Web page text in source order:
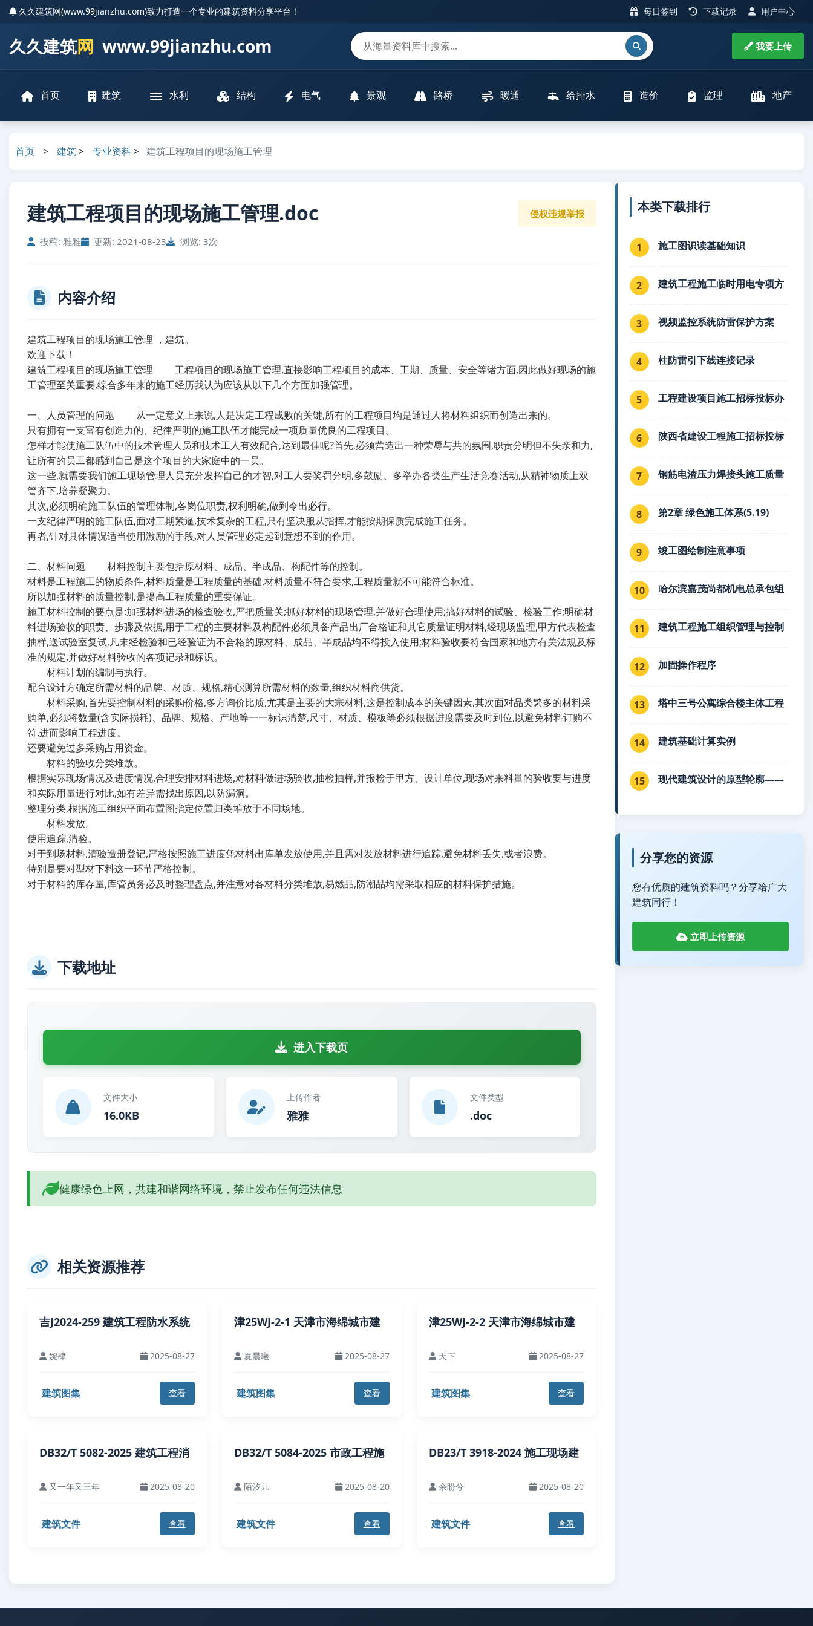
久久建筑网(www.99jianzhu.com)致力打造一个专业的建筑资料分享平台！ 每日签到 下载记录 用户中心
久久建筑网 www.99jianzhu.com 我要上传
首页 建筑 水利 结构 电气 景观 路桥 暖通 给排水 造价 监理 地产
首页 > 建筑> 专业资料> 建筑工程项目的现场施工管理
建筑工程项目的现场施工管理.doc
投稿: 雅雅 更新: 2021-08-23 浏览: 3次
侵权违规举报
内容介绍
建筑工程项目的现场施工管理 ，建筑。
欢迎下载！
建筑工程项目的现场施工管理 工程项目的现场施工管理,直接影响工程项目的成本、工期、质量、安全等诸方面,因此做好现场的施
工管理至关重要,综合多年来的施工经历我认为应该从以下几个方面加强管理。
一、人员管理的问题 从一定意义上来说,人是决定工程成败的关键,所有的工程项目均是通过人将材料组织而创造出来的。
只有拥有一支富有创造力的、纪律严明的施工队伍才能完成一项质量优良的工程项目。
怎样才能使施工队伍中的技术管理人员和技术工人有效配合,达到最佳呢?首先,必须营造出一种荣辱与共的氛围,职责分明但不失亲和力,
让所有的员工都感到自己是这个项目的大家庭中的一员。
这一些,就需要我们施工现场管理人员充分发挥自己的才智,对工人要奖罚分明,多鼓励、多举办各类生产生活竞赛活动,从精神物质上双
管齐下,培养凝聚力。
其次,必须明确施工队伍的管理体制,各岗位职责,权利明确,做到令出必行。
一支纪律严明的施工队伍,面对工期紧逼,技术复杂的工程,只有坚决服从指挥,才能按期保质完成施工任务。
再者,针对具体情况适当使用激励的手段,对人员管理必定起到意想不到的作用。
二、材料问题 材料控制主要包括原材料、成品、半成品、构配件等的控制。
材料是工程施工的物质条件,材料质量是工程质量的基础,材料质量不符合要求,工程质量就不可能符合标准。
所以加强材料的质量控制,是提高工程质量的重要保证。
施工材料控制的要点是:加强材料进场的检查验收,严把质量关;抓好材料的现场管理,并做好合理使用;搞好材料的试验、检验工作;明确材
料进场验收的职责、步骤及依据,用于工程的主要材料及构配件必须具备产品出厂合格证和其它质量证明材料,经现场监理,甲方代表检查
抽样,送试验室复试,凡未经检验和已经验证为不合格的原材料、成品、半成品均不得投入使用;材料验收要符合国家和地方有关法规及标
准的规定,并做好材料验收的各项记录和标识。
材料计划的编制与执行。
配合设计方确定所需材料的品牌、材质、规格,精心测算所需材料的数量,组织材料商供货。
材料采购,首先要控制材料的采购价格,多方询价比质,尤其是主要的大宗材料,这是控制成本的关键因素,其次面对品类繁多的材料采
购单,必须将数量(含实际损耗)、品牌、规格、产地等一一标识清楚,尺寸、材质、模板等必须根据进度需要及时到位,以避免材料订购不
符,进而影响工程进度。
还要避免过多采购占用资金。
材料的验收分类堆放。
根据实际现场情况及进度情况,合理安排材料进场,对材料做进场验收,抽检抽样,并报检于甲方、设计单位,现场对来料量的验收要与进度
和实际用量进行对比,如有差异需找出原因,以防漏洞。
整理分类,根据施工组织平面布置图指定位置归类堆放于不同场地。
材料发放。
使用追踪,清验。
对于到场材料,清验造册登记,严格按照施工进度凭材料出库单发放使用,并且需对发放材料进行追踪,避免材料丢失,或者浪费。
特别是要对型材下料这一环节严格控制。
对于材料的库存量,库管员务必及时整理盘点,并注意对各材料分类堆放,易燃品,防潮品均需采取相应的材料保护措施。
下载地址
进入下载页
文件大小
16.0KB
上传作者
雅雅
文件类型
.doc
健康绿色上网，共建和谐网络环境，禁止发布任何违法信息
相关资源推荐
吉J2024-259 建筑工程防水系统
婉肆 2025-08-27
建筑图集 查看
津25WJ-2-1 天津市海绵城市建
夏晨曦 2025-08-27
建筑图集 查看
津25WJ-2-2 天津市海绵城市建
天下 2025-08-27
建筑图集 查看
DB32/T 5082-2025 建筑工程消
又一年又三年 2025-08-20
建筑文件 查看
DB32/T 5084-2025 市政工程施
陌汐儿 2025-08-20
建筑文件 查看
DB23/T 3918-2024 施工现场建
余盼兮 2025-08-20
建筑文件 查看
本类下载排行
1 施工图识读基础知识
2 建筑工程施工临时用电专项方
3 视频监控系统防雷保护方案
4 柱防雷引下线连接记录
5 工程建设项目施工招标投标办
6 陕西省建设工程施工招标投标
7 钢筋电渣压力焊接头施工质量
8 第2章 绿色施工体系(5.19)
9 竣工图绘制注意事项
10 哈尔滨嘉茂尚都机电总承包组
11 建筑工程施工组织管理与控制
12 加固操作程序
13 塔中三号公寓综合楼主体工程
14 建筑基础计算实例
15 现代建筑设计的原型轮廓——
分享您的资源
您有优质的建筑资料吗？分享给广大
建筑同行！
立即上传资源